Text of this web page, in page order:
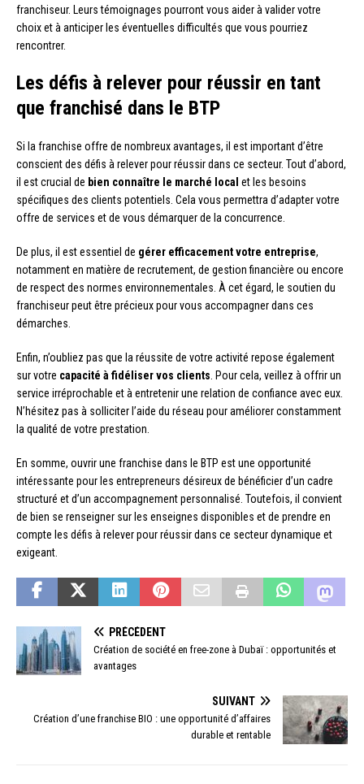
franchiseur. Leurs témoignages pourront vous aider à valider votre
choix et à anticiper les éventuelles difficultés que vous pourriez
rencontrer.
Les défis à relever pour réussir en tant
que franchisé dans le BTP
Si la franchise offre de nombreux avantages, il est important d’être
conscient des défis à relever pour réussir dans ce secteur. Tout d’abord,
il est crucial de bien connaître le marché local et les besoins
spécifiques des clients potentiels. Cela vous permettra d’adapter votre
offre de services et de vous démarquer de la concurrence.
De plus, il est essentiel de gérer efficacement votre entreprise,
notamment en matière de recrutement, de gestion financière ou encore
de respect des normes environnementales. À cet égard, le soutien du
franchiseur peut être précieux pour vous accompagner dans ces
démarches.
Enfin, n’oubliez pas que la réussite de votre activité repose également
sur votre capacité à fidéliser vos clients. Pour cela, veillez à offrir un
service irréprochable et à entretenir une relation de confiance avec eux.
N’hésitez pas à solliciter l’aide du réseau pour améliorer constamment
la qualité de votre prestation.
En somme, ouvrir une franchise dans le BTP est une opportunité
intéressante pour les entrepreneurs désireux de bénéficier d’un cadre
structuré et d’un accompagnement personnalisé. Toutefois, il convient
de bien se renseigner sur les enseignes disponibles et de prendre en
compte les défis à relever pour réussir dans ce secteur dynamique et
exigeant.
PRÉCÉDENT
Création de société en free-zone à Dubaï : opportunités et
avantages
SUIVANT
Création d’une franchise BIO : une opportunité d’affaires
durable et rentable